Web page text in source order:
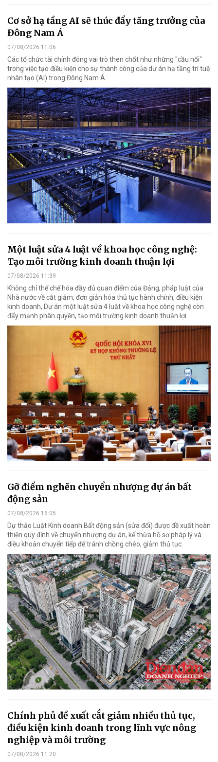
Cơ sở hạ tầng AI sẽ thúc đẩy tăng trưởng của
Đông Nam Á
07/08/2026 11:06
Các tổ chức tài chính đóng vai trò then chốt như những "cầu nối"
trong việc tạo điều kiện cho sự thành công của dự án hạ tầng trí tuệ
nhân tạo (AI) trong Đông Nam Á.
Một luật sửa 4 luật về khoa học công nghệ:
Tạo môi trường kinh doanh thuận lợi
07/08/2026 11:39
Không chỉ thể chế hóa đầy đủ quan điểm của Đảng, pháp luật của
Nhà nước về cắt giảm, đơn giản hóa thủ tục hành chính, điều kiện
kinh doanh, Dự án một luật sửa 4 luật về khoa học công nghệ còn
đẩy mạnh phân quyền, tạo môi trường kinh doanh thuận lợi.
Gỡ điểm nghẽn chuyển nhượng dự án bất
động sản
07/08/2026 16:05
Dự thảo Luật Kinh doanh Bất động sản (sửa đổi) được đề xuất hoàn
thiện quy định về chuyển nhượng dự án, kế thừa hồ sơ pháp lý và
điều khoản chuyển tiếp để tránh chồng chéo, giảm thủ tục.
Chính phủ đề xuất cắt giảm nhiều thủ tục,
điều kiện kinh doanh trong lĩnh vực nông
nghiệp và môi trường
07/08/2026 11:20